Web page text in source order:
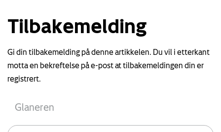
Tilbakemelding
Gi din tilbakemelding på denne artikkelen. Du vil i etterkant
motta en bekreftelse på e-post at tilbakemeldingen din er
registrert.